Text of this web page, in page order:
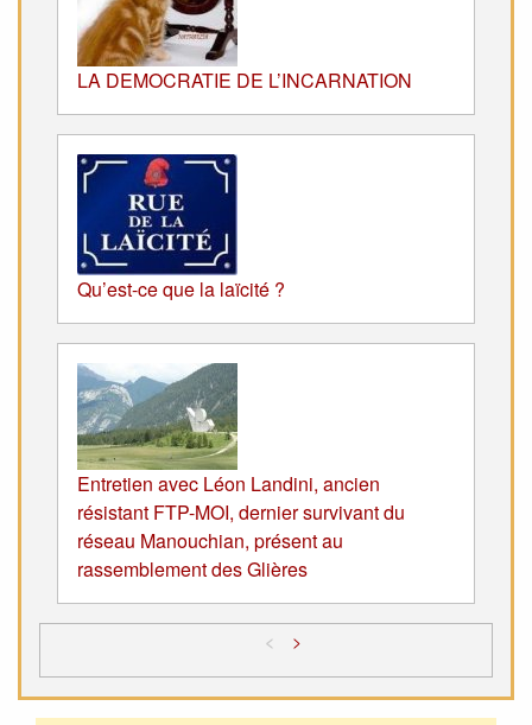
LA DEMOCRATIE DE L’INCARNATION
Qu’est-ce que la laïcité ?
Entretien avec Léon Landini, ancien
résistant FTP-MOI, dernier survivant du
réseau Manouchian, présent au
rassemblement des Glières
< >